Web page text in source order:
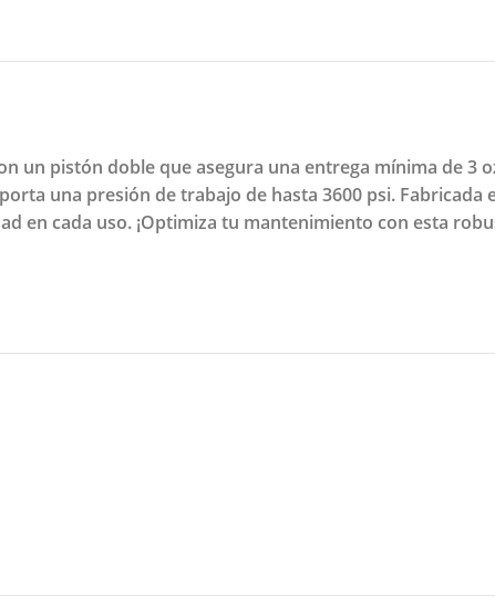
un pistón doble que asegura una entrega mínima de 3
una presión de trabajo de hasta 3600 psi. Fabricada
en cada uso. ¡Optimiza tu mantenimiento con esta